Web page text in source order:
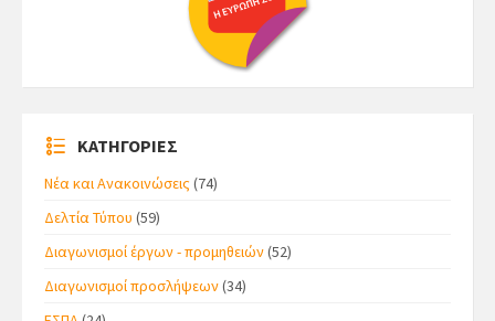
ΚΑΤΗΓΟΡΙΕΣ
Νέα και Ανακοινώσεις(74)
Δελτία Τύπου (59)
Διαγωνισμοί έργων - προμηθειών(52)
Διαγωνισμοί προσλήψεων(34)